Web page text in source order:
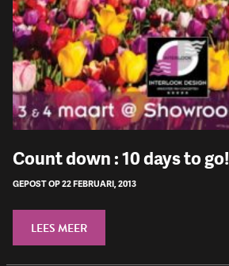
Count down : 10 days to go!
GEPOST OP 22 FEBRUARI, 2013
LEES MEER